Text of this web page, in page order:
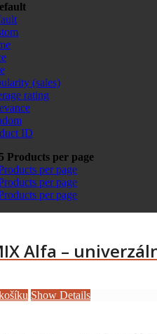
(sales)
rating
ID
Products per page
per page
per page
per page
Alfa –
Show Details